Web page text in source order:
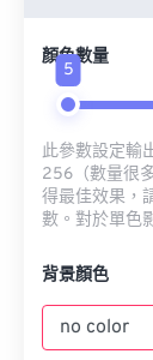
顏色數量
5
此參數設定輸
256（數量很
得最佳效果，
數。對於單色
背景顏色